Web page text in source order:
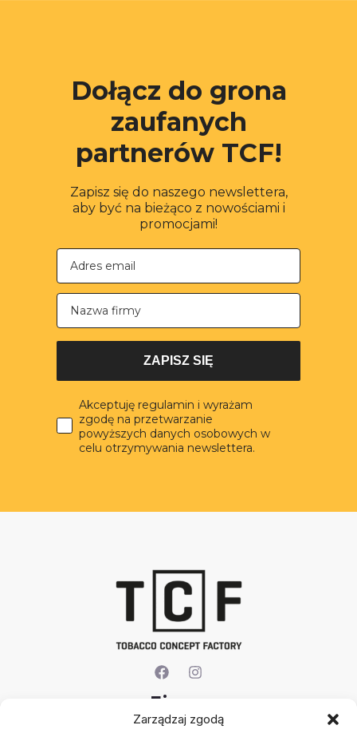
Zarządzaj zgodą
Dołącz do grona
zaufanych
partnerów TCF!
Zapisz się do naszego newslettera,
aby być na bieżąco z nowościami i
promocjami!
Nazwa firmy
ZAPISZ SIĘ
Akceptuję regulamin i wyrażam
zgodę na przetwarzanie
powyższych danych osobowych w
celu otrzymywania newslettera.
Firma